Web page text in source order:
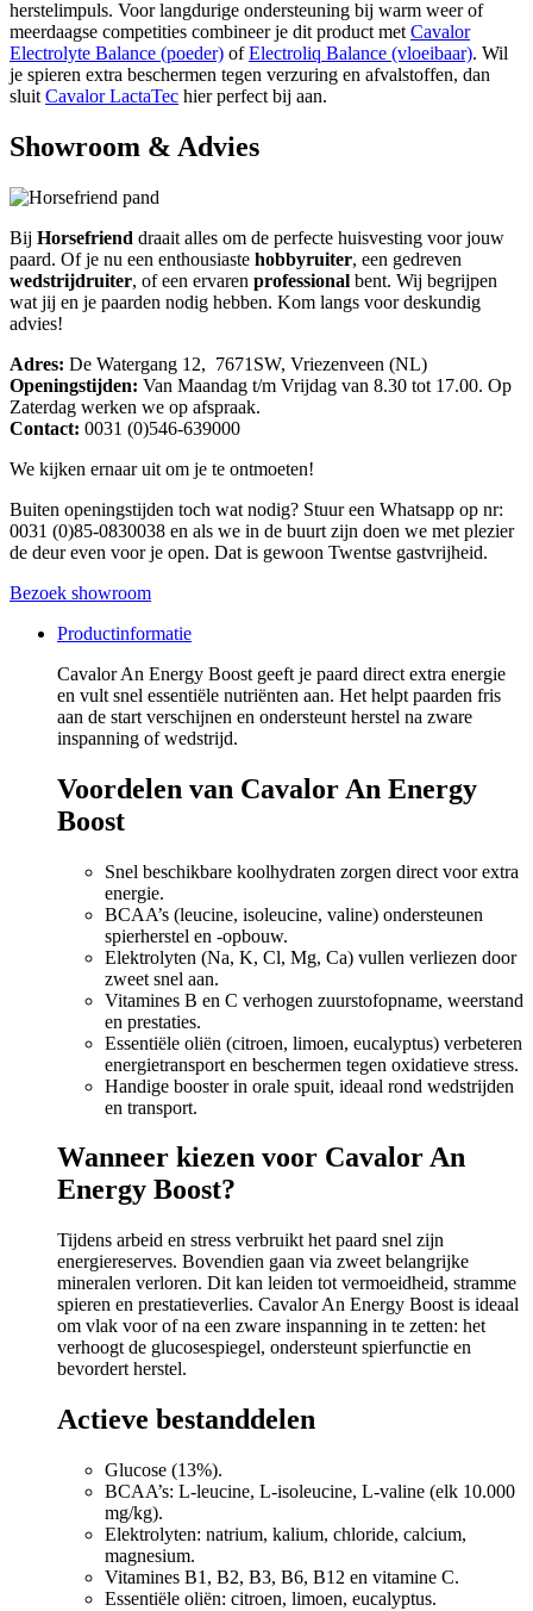
herstelimpuls. Voor langdurige ondersteuning bij warm weer of
meerdaagse competities combineer je dit product met Cavalor
Electrolyte Balance (poeder) ofElectroliq Balance (vloeibaar). Wil
je spieren extra beschermen tegen verzuring en afvalstoffen, dan
sluit Cavalor LactaTec hier perfect bij aan.
Showroom & Advies
Bij Horsefriend draait alles om de perfecte huisvesting voor jouw
paard. Of je nu een enthousiaste hobbyruiter, een gedreven
wedstrijdruiter, of een ervaren professional bent. Wij begrijpen
wat jij en je paarden nodig hebben. Kom langs voor deskundig
advies!
Adres: De Watergang 12, 7671SW, Vriezenveen (NL)
Openingstijden: Van Maandag t/m Vrijdag van 8.30 tot 17.00. Op
Zaterdag werken we op afspraak.
Contact: 0031 (0)546-639000
We kijken ernaar uit om je te ontmoeten!
Buiten openingstijden toch wat nodig? Stuur een Whatsapp op nr:
0031 (0)85-0830038 en als we in de buurt zijn doen we met plezier
de deur even voor je open. Dat is gewoon Twentse gastvrijheid.
Bezoek showroom
Productinformatie
Cavalor An Energy Boost geeft je paard direct extra energie
en vult snel essentiële nutriënten aan. Het helpt paarden fris
aan de start verschijnen en ondersteunt herstel na zware
inspanning of wedstrijd.
Voordelen van Cavalor An Energy
Boost
Snel beschikbare koolhydraten zorgen direct voor extra
energie.
BCAA’s (leucine, isoleucine, valine) ondersteunen
spierherstel en -opbouw.
Elektrolyten (Na, K, Cl, Mg, Ca) vullen verliezen door
zweet snel aan.
Vitamines B en C verhogen zuurstofopname, weerstand
en prestaties.
Essentiële oliën (citroen, limoen, eucalyptus) verbeteren
energietransport en beschermen tegen oxidatieve stress.
Handige booster in orale spuit, ideaal rond wedstrijden
en transport.
Wanneer kiezen voor Cavalor An
Energy Boost?
Tijdens arbeid en stress verbruikt het paard snel zijn
energiereserves. Bovendien gaan via zweet belangrijke
mineralen verloren. Dit kan leiden tot vermoeidheid, stramme
spieren en prestatieverlies. Cavalor An Energy Boost is ideaal
om vlak voor of na een zware inspanning in te zetten: het
verhoogt de glucosespiegel, ondersteunt spierfunctie en
bevordert herstel.
Actieve bestanddelen
Glucose (13%).
BCAA’s: L-leucine, L-isoleucine, L-valine (elk 10.000
mg/kg).
Elektrolyten: natrium, kalium, chloride, calcium,
magnesium.
Vitamines B1, B2, B3, B6, B12 en vitamine C.
Essentiële oliën: citroen, limoen, eucalyptus.